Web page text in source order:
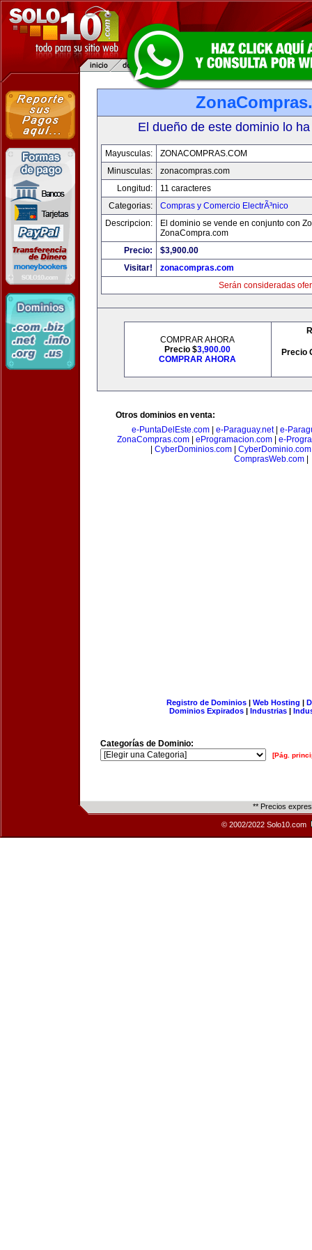
El dueño de este dominio lo
Mayusculas:
ZONACOMPRAS.COM
Minusculas:
zonacompras.com
Longitud:
11 caracteres
Categorias:
Compras y Comercio ElectrÃ³nico
Descripcion:
El dominio se vende en conjunto con
ZonaCompra.com
Precio:
$3,900.00
Visitar!
zonacompras.com
Serán consideradas
COMPRAR AHORA
Precio $3,900.00
COMPRAR AHORA
Precio
Otros dominios en venta:
e-PuntaDelEste.com
e-Paraguay.net| e-
ZonaCompras.com
eProgramacion.com
e-
CyberDominios.com| CyberDominio.com
ComprasWeb.com|
Registro de Dominios| Web Hosting |
Dominios Expirados | Industrias |
Categorías de Dominio:
[Pág.
** Precios
© 2002/2022 Solo10.com